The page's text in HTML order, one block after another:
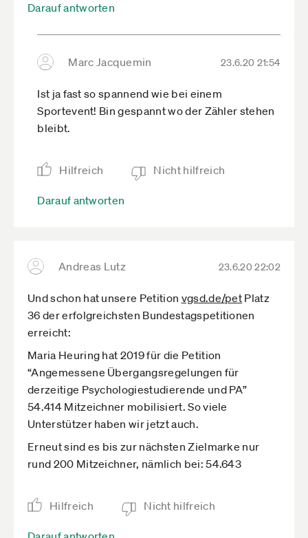
Darauf antworten
Marc Jacquemin 23.6.20 21:54
Ist ja fast so spannend wie bei einem
Sportevent! Bin gespannt wo der Zähler stehen
bleibt.
Hilfreich Nicht hilfreich
Darauf antworten
Andreas Lutz 23.6.20 22:02
Und schon hat unsere Petition vgsd.de­/pet Platz
36 der erfolgreichsten Bundestagspetitionen
erreicht:
Maria Heuring hat 2019 für die Petition
“Angemessene Übergangsregelungen für
derzeitige Psychologiestudierende und PA”
54.414 Mitzeichner mobilisiert. So viele
Unterstützer haben wir jetzt auch.
Erneut sind es bis zur nächsten Zielmarke nur
rund 200 Mitzeichner, nämlich bei: 54.643
Hilfreich Nicht hilfreich